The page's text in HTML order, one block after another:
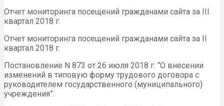
Отчет мониторинга посещений гражданами сайта за III
квартал 2018 г.
Отчет мониторинга посещений гражданами сайта за II
квартал 2018 г.
Постановление N 873 от 26 июля 2018 г. “О внесении
изменений в типовую форму трудового договора с
руководителем государственного (муниципального)
учреждения”.